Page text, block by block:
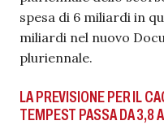
spesa di 6 miliardi in
miliardi nel nuovo
pluriennale.
LA PREVISIONE PER IL
TEMPEST PASSA DA 3,8